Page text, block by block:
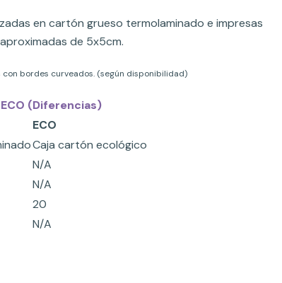
en cartón grueso termolaminado e impresas
de 5x5cm.
bordes curveados. (según disponibilidad)
(Diferencias)
ECO
Caja cartón ecológico
N/A
N/A
20
N/A